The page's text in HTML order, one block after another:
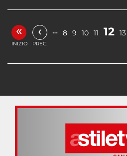
«
INIZIO
‹
PREC.
… 8 9 10 11 12 13